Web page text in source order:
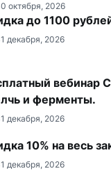
октября, 2026
до 1100
декабря, 2026
вебинар
и ферменты.
декабря, 2026
10% на весь
декабря, 2026